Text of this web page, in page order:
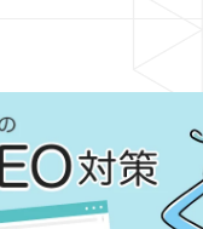
03-6659-5220